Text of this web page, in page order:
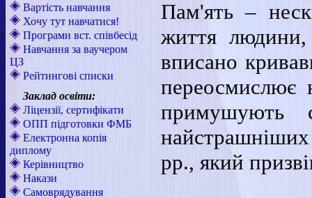
Вартість навчання
Хочу тут навчатися!
Програми вст. співбесід
Навчання за ваучером
ЦЗ
Рейтингові списки
Заклад освіти:
Ліцензії, сертифікати
ОПП підготовки ФМБ
Електронна копія
диплому
Керівництво
Накази
Самоврядування
Пам'ять –
життя людини,
вписано
переосмислює
примушують
рр., який